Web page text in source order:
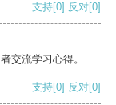
支持[0] 反对[0]
交流学习心得。
支持[0] 反对[0]